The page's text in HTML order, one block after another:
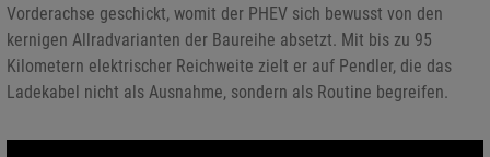
Vorderachse geschickt, womit der PHEV sich bewusst von den
kernigen Allradvarianten der Baureihe absetzt. Mit bis zu 95
Kilometern elektrischer Reichweite zielt er auf Pendler, die das
Ladekabel nicht als Ausnahme, sondern als Routine begreifen.